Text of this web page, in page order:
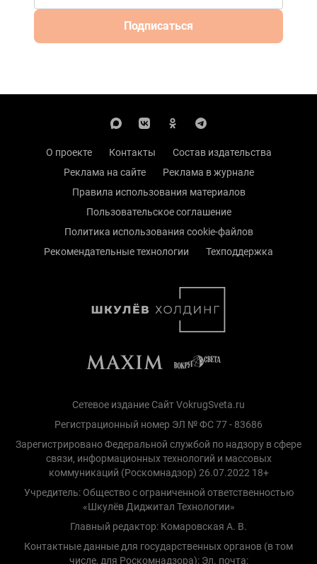
Подписаться
О проекте Контакты
Состав издательства
Реклама на сайте
Реклама в журнале
Правила использования материалов
Пользовательское соглашение
Политика использования cookie-файлов
Рекомендательные технологии
Техподдержка
Сетевое издание Сайт VokrugSveta.ru
Регистрационный номер ЭЛ № ФС 77 - 83686
Зарегистрировано Федеральной службой по надзору в сфере
связи, информационных технологий и массовых
коммуникаций (Роскомнадзор) 26.07.2022 18+
Учредитель: Общество с ограниченной ответственностью
«Шкулёв Диджитал Технологии»
Главный редактор: Комаровская А. В.
Контактные данные для государственных органов (в том
числе, для Роскомнадзора): Эл. почта: